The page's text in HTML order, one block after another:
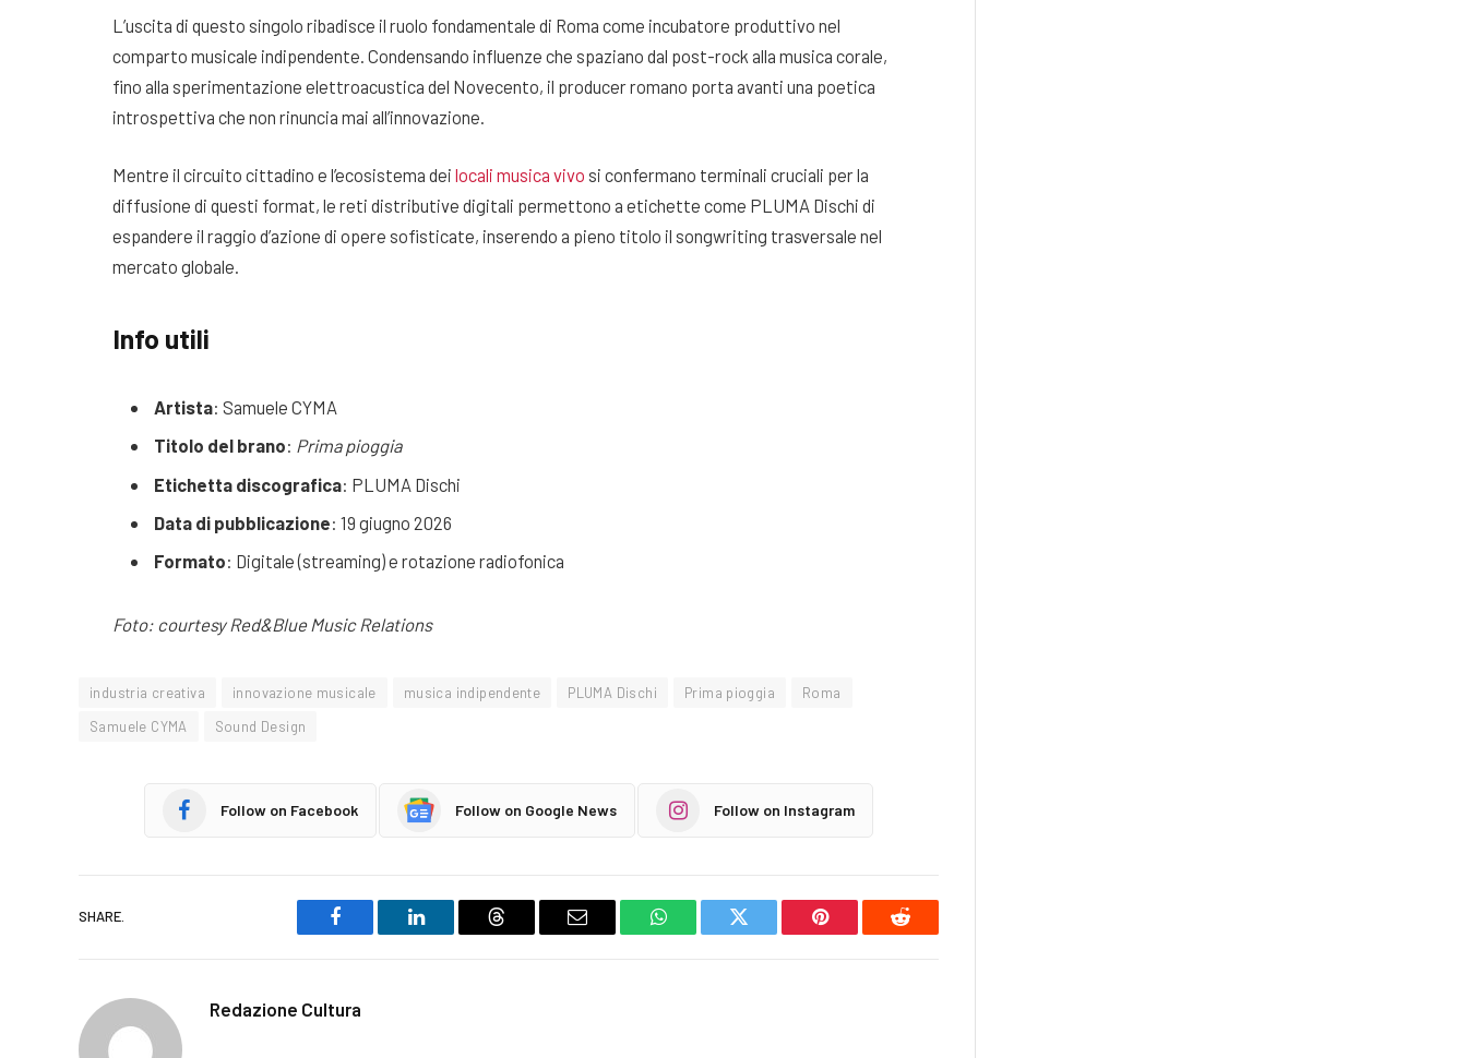
L’uscita di questo singolo ribadisce il ruolo fondamentale di Roma come incubatore produttivo nel
comparto musicale indipendente. Condensando influenze che spaziano dal post-rock alla musica corale,
fino alla sperimentazione elettroacustica del Novecento, il producer romano porta avanti una poetica
introspettiva che non rinuncia mai all’innovazione.
Mentre il circuito cittadino e l’ecosistema dei locali musica vivo si confermano terminali cruciali per la
diffusione di questi format, le reti distributive digitali permettono a etichette come PLUMA Dischi di
espandere il raggio d’azione di opere sofisticate, inserendo a pieno titolo il songwriting trasversale nel
mercato globale.
Info utili
Artista: Samuele CYMA
Titolo del brano: Prima pioggia
Etichetta discografica: PLUMA Dischi
Data di pubblicazione: 19 giugno 2026
Formato: Digitale (streaming) e rotazione radiofonica
Foto: courtesy Red&Blue Music Relations
industria creativa innovazione musicale musica indipendente PLUMA Dischi Prima pioggia
Roma
Samuele CYMA
Sound Design
Follow on Facebook Follow on Google News Follow on Instagram
SHARE.
Facebook LinkedIn Threads Email WhatsAppTwitter Pinterest Reddit
Redazione Cultura